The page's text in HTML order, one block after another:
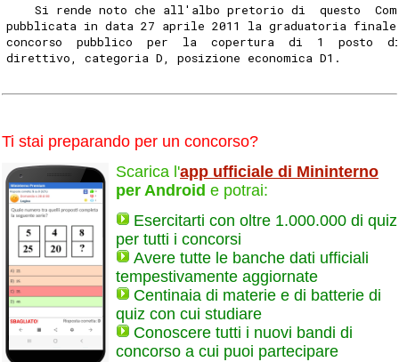
Si rende noto che all'albo pretorio di  questo
pubblicata in data 27 aprile 2011 la graduatoria
concorso  pubblico  per  la  copertura  di  1  posto
direttivo, categoria D, posizione economica D1.
Ti stai preparando per un concorso?
Scarica l'app ufficiale di Mininterno
per Android e potrai:
Esercitarti con oltre 1.000.000 di quiz
per tutti i concorsi
Avere tutte le banche dati ufficiali
tempestivamente aggiornate
Centinaia di materie e di batterie di
quiz con cui studiare
Conoscere tutti i nuovi bandi di
concorso a cui puoi partecipare